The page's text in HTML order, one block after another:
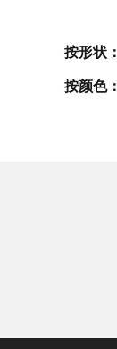
按形状：
按颜色：